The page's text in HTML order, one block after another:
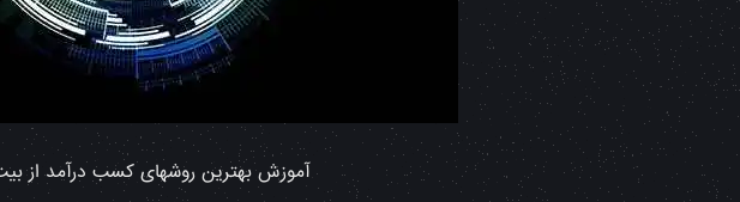
آموزش بهترین روشهای کسب درآمد از